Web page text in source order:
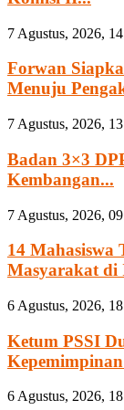
7 Agustus, 2026,
Forwan
Menuju
7 Agustus, 2026,
Badan 3×3
Kembangan...
7 Agustus, 2026,
14 Mahasiswa
Masyarakat di
6 Agustus, 2026,
Ketum PSSI
6 Agustus, 2026,